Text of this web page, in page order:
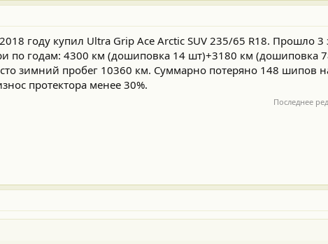
году купил Ultra Grip Ace Arctic SUV 235/65 R18. Прошло
по годам: 4300 км (дошиповка 14 шт)+3180 км (дошиповка
зимний пробег 10360 км. Суммарно потеряно 148 шипов
протектора менее 30%.
Последнее